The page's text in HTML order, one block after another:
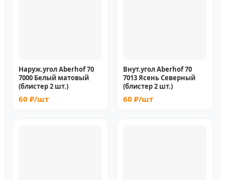
Наруж.угол Aberhof 70
7000 Белый матовый
(блистер 2 шт.)
60 ₽/шт
Внут.угол Aberhof 70
7013 Ясень Северный
(блистер 2 шт.)
60 ₽/шт